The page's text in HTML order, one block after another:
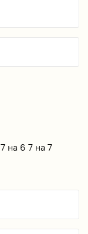
7 на 6 7 на 7